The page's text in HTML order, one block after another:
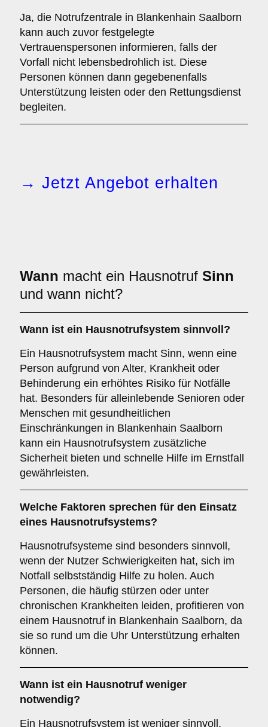
Ja, die Notrufzentrale in Blankenhain Saalborn
kann auch zuvor festgelegte
Vertrauenspersonen informieren, falls der
Vorfall nicht lebensbedrohlich ist. Diese
Personen können dann gegebenenfalls
Unterstützung leisten oder den Rettungsdienst
begleiten.
→ Jetzt Angebot erhalten
Wann macht ein Hausnotruf Sinn
und wann nicht?
Wann ist ein Hausnotrufsystem sinnvoll?
Ein Hausnotrufsystem macht Sinn, wenn eine
Person aufgrund von Alter, Krankheit oder
Behinderung ein erhöhtes Risiko für Notfälle
hat. Besonders für alleinlebende Senioren oder
Menschen mit gesundheitlichen
Einschränkungen in Blankenhain Saalborn
kann ein Hausnotrufsystem zusätzliche
Sicherheit bieten und schnelle Hilfe im Ernstfall
gewährleisten.
Welche Faktoren sprechen für den Einsatz
eines Hausnotrufsystems?
Hausnotrufsysteme sind besonders sinnvoll,
wenn der Nutzer Schwierigkeiten hat, sich im
Notfall selbstständig Hilfe zu holen. Auch
Personen, die häufig stürzen oder unter
chronischen Krankheiten leiden, profitieren von
einem Hausnotruf in Blankenhain Saalborn, da
sie so rund um die Uhr Unterstützung erhalten
können.
Wann ist ein Hausnotruf weniger
notwendig?
Ein Hausnotrufsystem ist weniger sinnvoll,